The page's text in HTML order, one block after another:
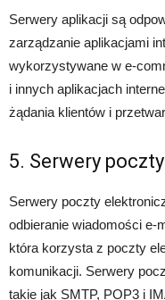
Serwery aplikacji są
zarządzanie aplikacjami
wykorzystywane w e-
i innych aplikacjach
żądania klientów i
5. Serwery
Serwery poczty
odbieranie wiadomości e-
która korzysta z poczty
komunikacji. Serwery
takie jak SMTP, POP3 i